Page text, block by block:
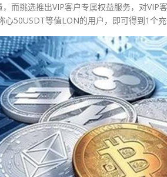
而挑选推出VIP客户专属权益服务，对VIP
50USDT等值LON的用户，即可得到1个充